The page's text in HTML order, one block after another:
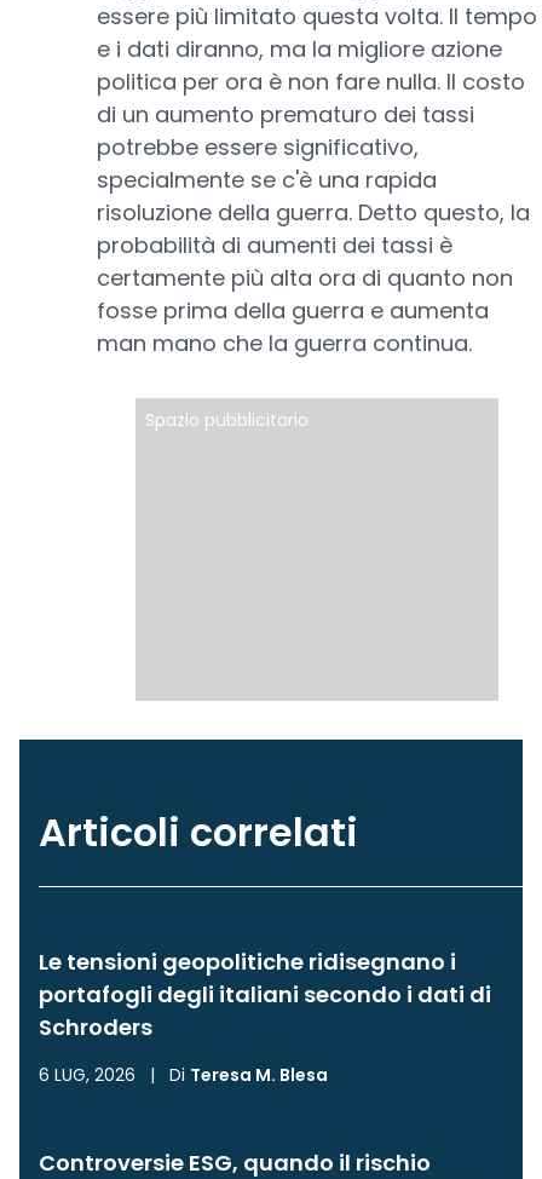
essere più limitato questa volta. Il tempo
e i dati diranno, ma la migliore azione
politica per ora è non fare nulla. Il costo
di un aumento prematuro dei tassi
potrebbe essere significativo,
specialmente se c'è una rapida
risoluzione della guerra. Detto questo, la
probabilità di aumenti dei tassi è
certamente più alta ora di quanto non
fosse prima della guerra e aumenta
man mano che la guerra continua.
Spazio pubblicitario
Articoli correlati
Le tensioni geopolitiche ridisegnano i
portafogli degli italiani secondo i dati di
Schroders
6 LUG, 2026 | Di Teresa M. Blesa
Controversie ESG, quando il rischio